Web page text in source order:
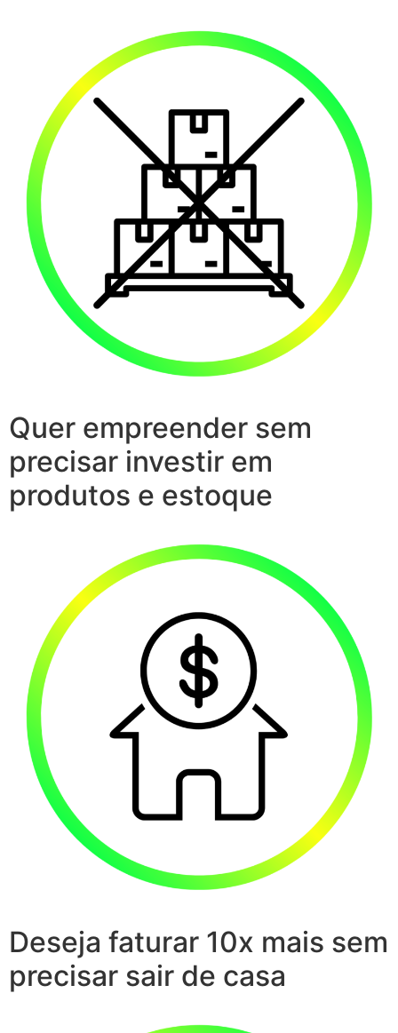
Quer empreender sem
precisar investir em
produtos e estoque
Deseja faturar 10x mais sem
precisar sair de casa